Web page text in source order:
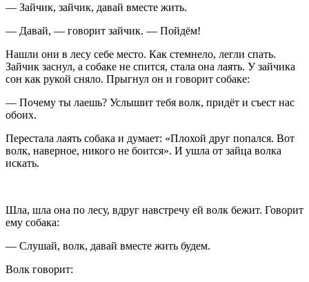
— Зайчик, зайчик, давай вместе жить.
— Давай, — говорит зайчик. — Пойдём!
Нашли они в лесу себе место. Как стемнело, легли спать.
Зайчик заснул, а собаке не спится, стала она лаять. У зайчика
сон как рукой сняло. Прыгнул он и говорит собаке:
— Почему ты лаешь? Услышит тебя волк, придёт и съест нас
обоих.
Перестала лаять собака и думает: «Плохой друг попался. Вот
волк, наверное, никого не боится». И ушла от зайца волка
искать.
Шла, шла она по лесу, вдруг навстречу ей волк бежит. Говорит
ему собака:
— Слушай, волк, давай вместе жить будем.
Волк говорит: